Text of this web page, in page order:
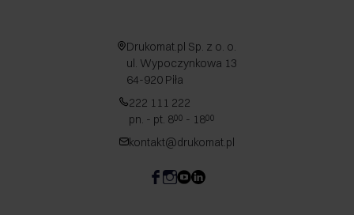
Drukomat.pl Sp. z o. o.
ul. Wypoczynkowa 13
64-920 Piła
222 111 222
pn. - pt. 800 - 1800
kontakt@drukomat.pl